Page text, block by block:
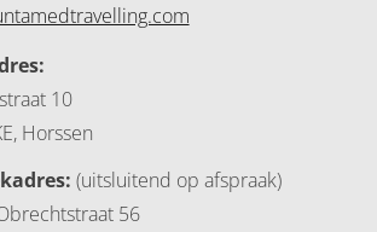
10
Horssen
(uitsluitend op afspraak)
56